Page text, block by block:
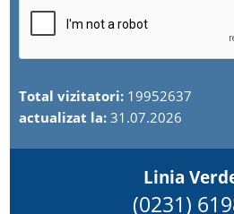
Total vizitatori: 19952637
actualizat la:31.07.2026
Linia
(0231)